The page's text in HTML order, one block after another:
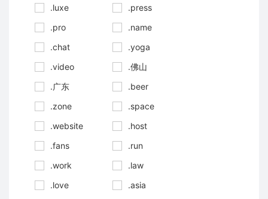
.luxe
.press
.pro
.name
.chat
.yoga
.video
.佛山
.广东
.beer
.zone
.space
.website
.host
.fans
.run
.work
.law
.love
.asia